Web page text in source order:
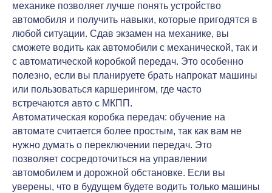
механике позволяет лучше понять устройство
автомобиля и получить навыки, которые пригодятся в
любой ситуации. Сдав экзамен на механике, вы
сможете водить как автомобили с механической, так и
с автоматической коробкой передач. Это особенно
полезно, если вы планируете брать напрокат машины
или пользоваться каршерингом, где часто
встречаются авто с МКПП.
Автоматическая коробка передач: обучение на
автомате считается более простым, так как вам не
нужно думать о переключении передач. Это
позволяет сосредоточиться на управлении
автомобилем и дорожной обстановке. Если вы
уверены, что в будущем будете водить только машины